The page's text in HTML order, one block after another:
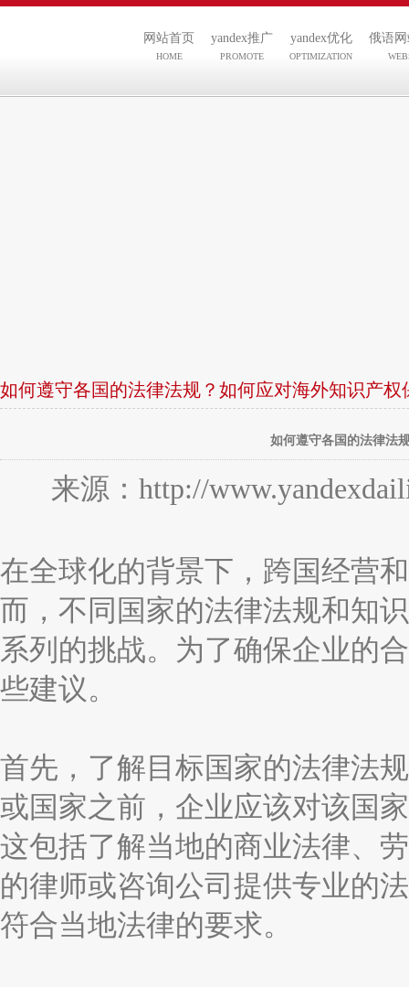
网站首页
HOME
yandex推广
PROMOTE
yandex优化
OPTIMIZATION
俄语
如何遵守各国的法律法规？如何应对海外知识产权
如何遵守各国的法律法
来源：http://
在全球化的背景下，跨国经营
而，不同国家的法律法规和知
系列的挑战。为了确保企业的
些建议。
首先，了解目标国家的法律法
或国家之前，企业应该对该国
这包括了解当地的商业法律、
的律师或咨询公司提供专业的
符合当地法律的要求。